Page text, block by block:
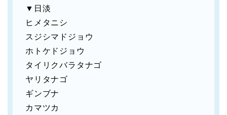
▼日淡
ヒメタニシ
スジシマドジョウ
ホトケドジョウ
タイリクバラタナゴ
ヤリタナゴ
ギンブナ
カマツカ